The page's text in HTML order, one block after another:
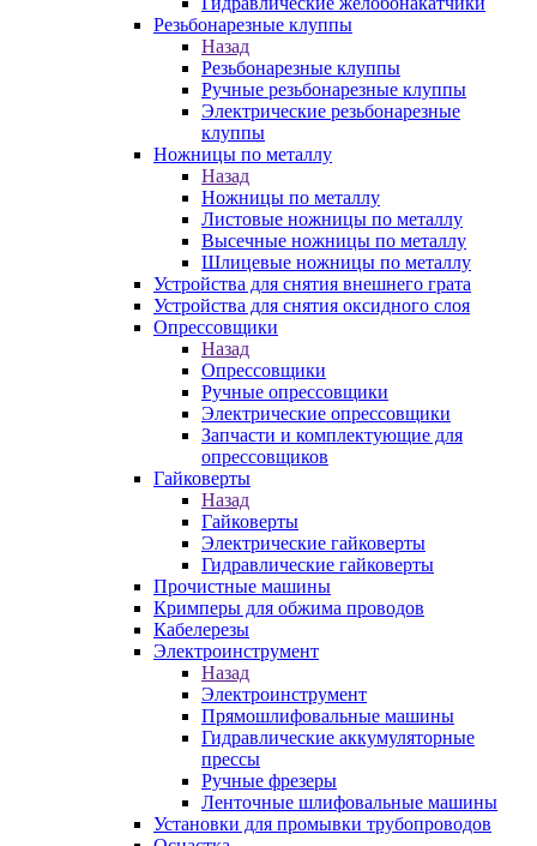
Резьбонарезные клуппы
Назад
Резьбонарезные клуппы
Ручные резьбонарезные клуппы
Электрические резьбонарезные
клуппы
Ножницы по металлу
Назад
Ножницы по металлу
Листовые ножницы по металлу
Высечные ножницы по металлу
Шлицевые ножницы по металлу
Устройства для снятия внешнего грата
Устройства для снятия оксидного слоя
Опрессовщики
Назад
Опрессовщики
Ручные опрессовщики
Электрические опрессовщики
Запчасти и комплектующие для
опрессовщиков
Гайковерты
Назад
Гайковерты
Электрические гайковерты
Гидравлические гайковерты
Прочистные машины
Кримперы для обжима проводов
Кабелерезы
Электроинструмент
Назад
Электроинструмент
Прямошлифовальные машины
Гидравлические аккумуляторные
прессы
Ручные фрезеры
Ленточные шлифовальные машины
Установки для промывки трубопроводов